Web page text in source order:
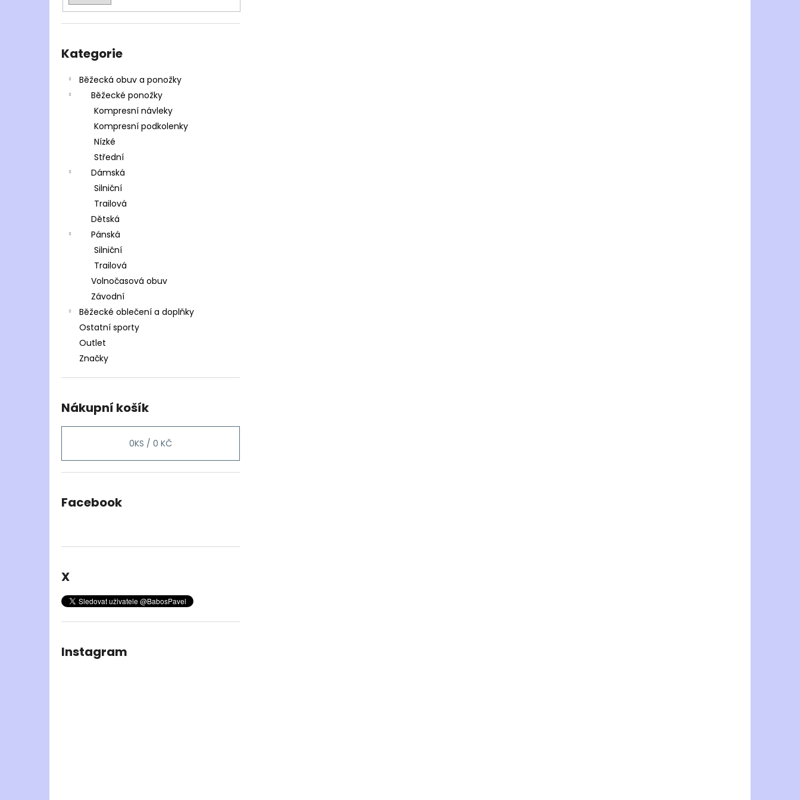
kategorie
Kategorie
Běžecká obuv a ponožky
Běžecké ponožky
Kompresní návleky
Kompresní podkolenky
Nízké
Střední
Dámská
Silniční
Trailová
Dětská
Pánská
Silniční
Trailová
Volnočasová obuv
Závodní
Běžecké oblečení a doplňky
Ostatní sporty
Outlet
Značky
Nákupní košík
0KS / 0 KČ
Facebook
X
Instagram